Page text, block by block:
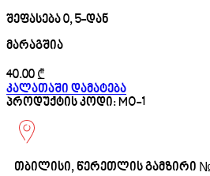
შეფასება0, 5-დან
მარაგშია
40.00₾
კალათაში დამატება
პროდუქტის კოდი:MO-1
თბილისი, წერეთლის გამზირი №